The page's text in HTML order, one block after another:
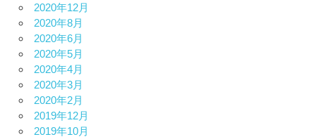
2020年12月
2020年8月
2020年6月
2020年5月
2020年4月
2020年3月
2020年2月
2019年12月
2019年10月